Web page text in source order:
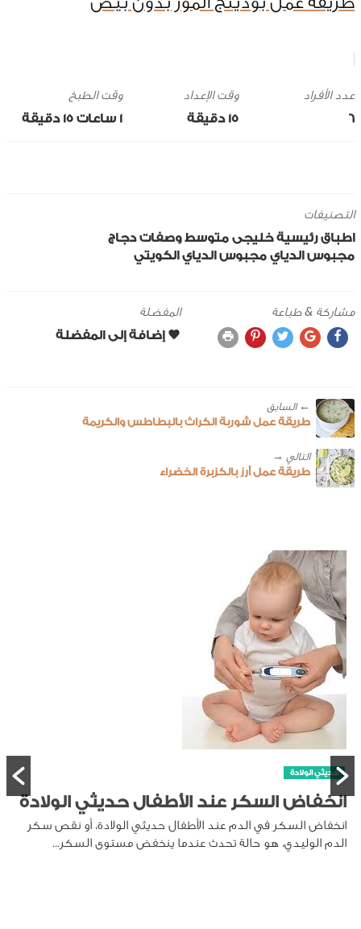
6
وقت الإعداد
15 ‎دقيقة
وقت الطبخ
1 ساعات 15 ‎دقيقة
التصنيفات
اطباق رئيسية خليجى متوسط وصفات دجاج
مجبوس الدياي مجبوس الدياي الكويتي
مشاركة & طباعة المفضلة
← ‎السابق
طريقة عمل شوربة الكراث بالبطاطس والكريمة
طريقة عمل أرز بالكزبرة الخضراء
حديثي الولادة
انخفاض السكر عند الأطفال حديثي الولادة
انخفاض السكر في الدم عند الأطفال حديثي الولادة، أو نقص سكر
الدم الوليدي، هو حالة تحدث عندما ينخفض مستوى السكر...